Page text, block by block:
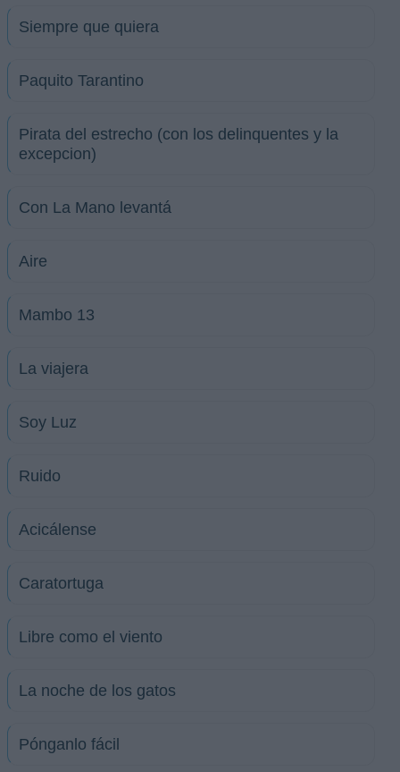
Siempre que quiera
Paquito Tarantino
Pirata del estrecho (con los delinquentes y la
excepcion)
Con La Mano levantá
Aire
Mambo 13
La viajera
Soy Luz
Ruido
Acicálense
Caratortuga
Libre como el viento
La noche de los gatos
Pónganlo fácil